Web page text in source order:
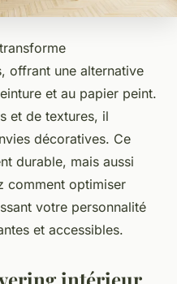
offrant une alternative
et au papier peint.
et de textures, il
décoratives. Ce
durable, mais aussi
comment optimiser
votre personnalité
et accessibles.
intérieur